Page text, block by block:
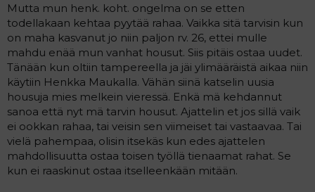
Mutta mun henk. koht. ongelma on se etten
todellakaan kehtaa pyytää rahaa. Vaikka sitä tarvisin kun
on maha kasvanut jo niin paljon rv. 26, ettei mulle
mahdu enää mun vanhat housut. Siis pitäis ostaa uudet.
Tänään kun oltiin tampereella ja jäi ylimääräistä aikaa niin
käytiin Henkka Maukalla. Vähän siinä katselin uusia
housuja mies melkein vieressä. Enkä mä kehdannut
sanoa että nyt mä tarvin housut. Ajattelin et jos sillä vaik
ei ookkan rahaa, tai veisin sen viimeiset tai vastaavaa. Tai
vielä pahempaa, olisin itsekäs kun edes ajattelen
mahdollisuutta ostaa toisen työllä tienaamat rahat. Se
kun ei raaskinut ostaa itselleenkään mitään.